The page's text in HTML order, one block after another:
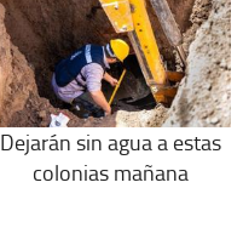
Dejarán sin agua a estas
colonias mañana